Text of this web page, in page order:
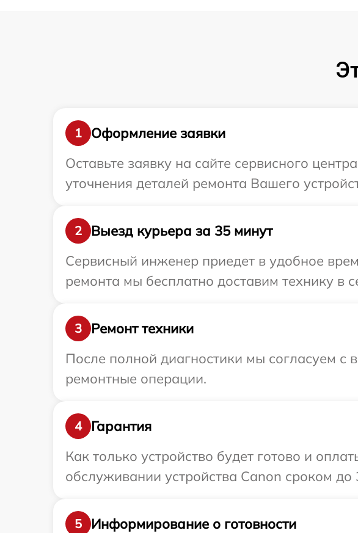
1
Оформление заявки
Оставьте заявку на сайте сервисного
уточнения деталей ремонта Вашего
2
Выезд курьера за 35 минут
Сервисный инженер приедет в удобное
ремонта мы бесплатно доставим технику в
3
Ремонт техники
После полной диагностики мы согласуем с
ремонтные операции.
4
Гарантия
Как только устройство будет готово и
обслуживании устройства Canon сроком до
5
Информирование о готовности